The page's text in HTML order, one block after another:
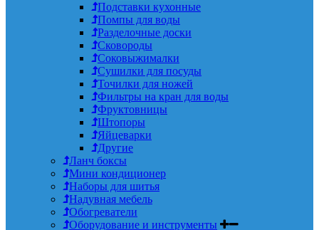
Подставки кухонные
Помпы для воды
Разделочные доски
Сковороды
Соковыжималки
Сушилки для посуды
Точилки для ножей
Фильтры на кран для воды
Фруктовницы
Штопоры
Яйцеварки
Другие
Ланч боксы
Мини кондиционер
Наборы для шитья
Надувная мебель
Обогреватели
Оборудование и инструменты